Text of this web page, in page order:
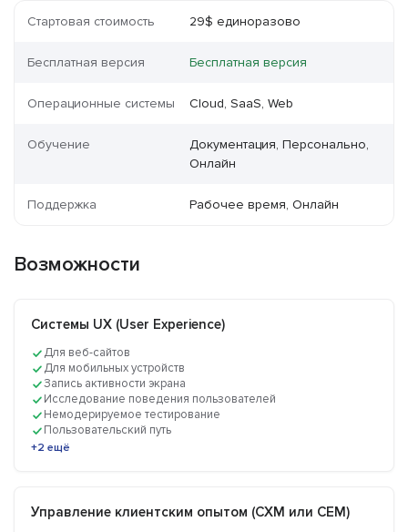
Стартовая стоимость 29$ единоразово
Бесплатная версия Бесплатная версия
Операционные системы Cloud, SaaS, Web
Обучение
Документация, Персонально,
Онлайн
Поддержка Рабочее время, Онлайн
Возможности
Системы UX (User Experience)
Для веб-сайтов
Для мобильных устройств
Запись активности экрана
Исследование поведения пользователей
Немодерируемое тестирование
Пользовательский путь
+2 ещё
Управление клиентским опытом (CXM или CEM)